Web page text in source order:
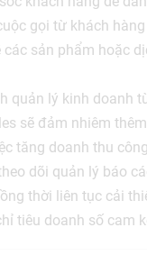
gọi từ khách
sản phẩm hoặc
quản lý kinh doanh
sẽ đảm nhiêm
tăng doanh thu
dõi quản lý báo
thời liên tục cải
tiêu doanh số cam